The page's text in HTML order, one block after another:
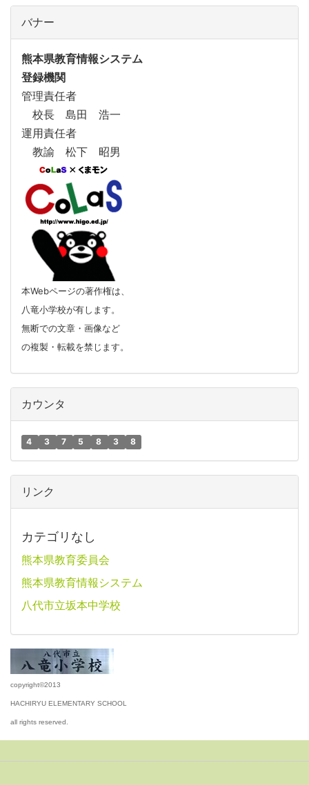
バナー
熊本県教育情報システム
登録機関
管理責任者
校長 島田 浩一
運用責任者
教諭 松下 昭男
本Webページの著作権は、
八竜小学校が有します。
無断での文章・画像など
の複製・転載を禁じます。
カウンタ
4 3 7 5 8 3 8
リンク
カテゴリなし
熊本県教育委員会
熊本県教育情報システム
八代市立坂本中学校
copyright©2013
HACHIRYU ELEMENTARY SCHOOL
all rights reserved.